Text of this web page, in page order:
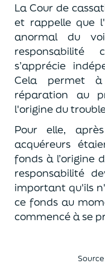
La Cour de
et rappelle que
anormal du
responsabilité
s’apprécie
Cela permet
réparation au
l'origine du
Pour elle,
acquéreurs
fonds à l’origine
responsabilité
important qu'ils
ce fonds au
commencé à se